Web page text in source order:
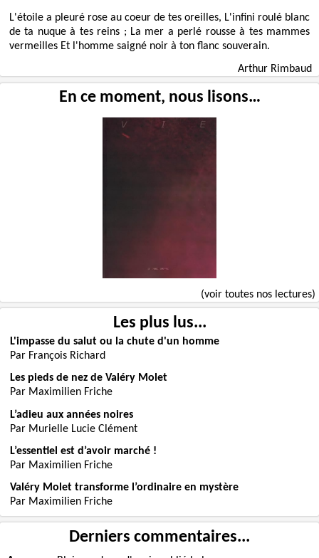
L'étoile a pleuré rose au coeur de tes oreilles, L'infini roulé blanc
de ta nuque à tes reins ; La mer a perlé rousse à tes mammes
vermeilles Et l'homme saigné noir à ton flanc souverain.
Arthur Rimbaud
En ce moment, nous lisons…
(voir toutes nos lectures)
Les plus lus...
L'impasse du salut ou la chute d'un homme
Par François Richard
Les pieds de nez de Valéry Molet
Par Maximilien Friche
L’adieu aux années noires
Par Murielle Lucie Clément
L’essentiel est d’avoir marché !
Par Maximilien Friche
Valéry Molet transforme l’ordinaire en mystère
Par Maximilien Friche
Derniers commentaires...